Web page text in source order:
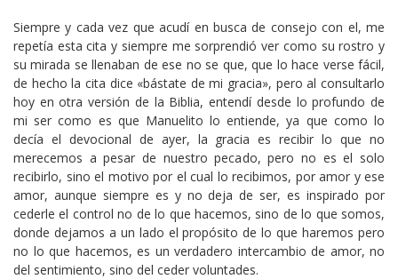
Siempre y cada vez que acudí en busca de consejo con el, me
repetía esta cita y siempre me sorprendió ver como su rostro y
su mirada se llenaban de ese no se que, que lo hace verse fácil,
de hecho la cita dice «bástate de mi gracia», pero al consultarlo
hoy en otra versión de la Biblia, entendí desde lo profundo de
mi ser como es que Manuelito lo entiende, ya que como lo
decía el devocional de ayer, la gracia es recibir lo que no
merecemos a pesar de nuestro pecado, pero no es el solo
recibirlo, sino el motivo por el cual lo recibimos, por amor y ese
amor, aunque siempre es y no deja de ser, es inspirado por
cederle el control no de lo que hacemos, sino de lo que somos,
donde dejamos a un lado el propósito de lo que haremos pero
no lo que hacemos, es un verdadero intercambio de amor, no
del sentimiento, sino del ceder voluntades.